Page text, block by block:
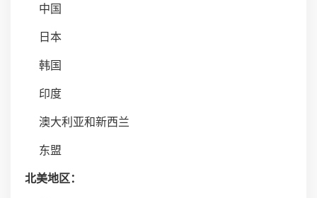
中国
日本
韩国
印度
澳大利亚和新西兰
东盟
北美地区：